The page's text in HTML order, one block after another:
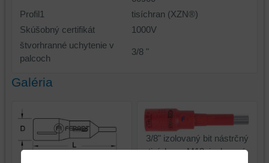
Profil1
tisíchran (XZN®)
Skúšobný certifikát
1000V
štvorhranné uchytenie v
palcoch
3/8 "
Galéria
3/8" izolovaný bit nástrčný
tisíchran, M12, izolovaný